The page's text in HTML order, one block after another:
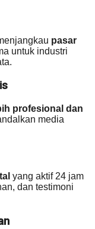
pasar
untuk industri
profesional dan
media
yang aktif 24 jam
dan testimoni